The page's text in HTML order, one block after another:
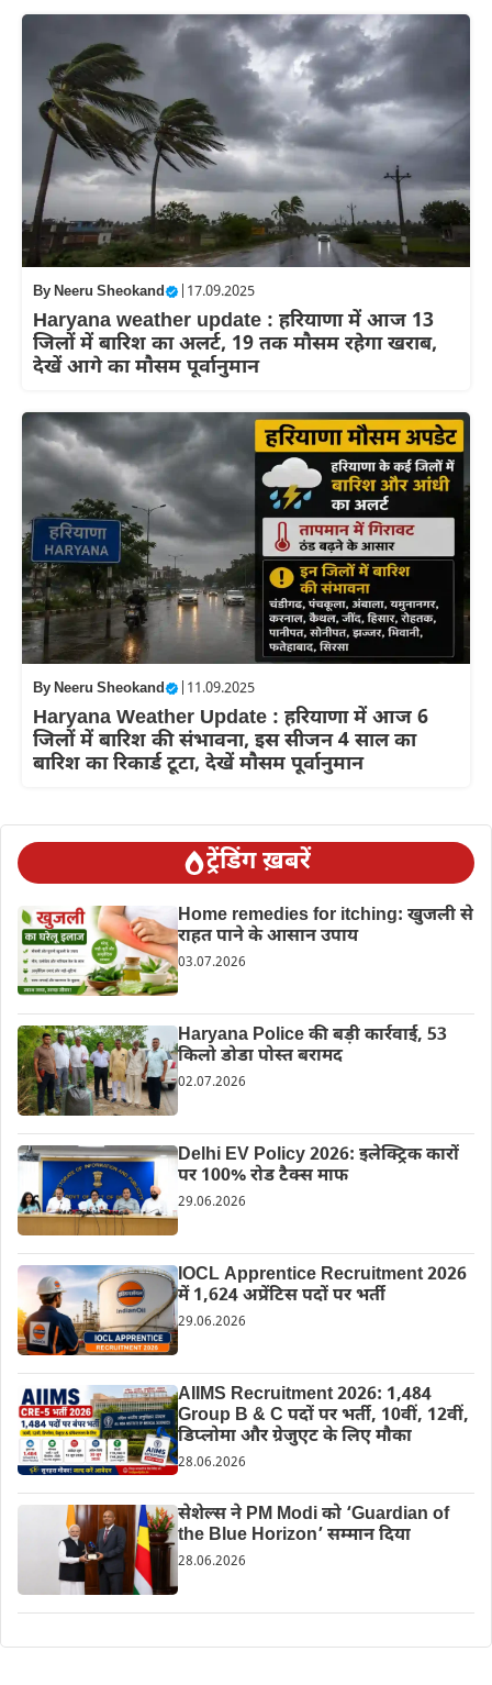
ByNeeru Sheokand 17.09.2025
Haryana weather update : हरियाणा में आज 13
जिलों में बारिश का अलर्ट, 19 तक मौसम रहेगा खराब,
देखें आगे का मौसम पूर्वानुमान
ByNeeru Sheokand 11.09.2025
Haryana Weather Update : हरियाणा में आज 6
जिलों में बारिश की संभावना, इस सीजन 4 साल का
बारिश का रिकार्ड टूटा, देखें मौसम पूर्वानुमान
ट्रेंडिंग ख़बरें
Home remedies for itching: खुजली से
राहत पाने के आसान उपाय
03.07.2026
Haryana Police की बड़ी कार्रवाई, 53
किलो डोडा पोस्त बरामद
02.07.2026
Delhi EV Policy 2026: इलेक्ट्रिक कारों
पर 100% रोड टैक्स माफ
29.06.2026
IOCL Apprentice Recruitment 2026
में 1,624 अप्रेंटिस पदों पर भर्ती
29.06.2026
AIIMS Recruitment 2026: 1,484
Group B & C पदों पर भर्ती, 10वीं, 12वीं,
डिप्लोमा और ग्रेजुएट के लिए मौका
28.06.2026
सेशेल्स ने PM Modi को ‘Guardian of
the Blue Horizon’ सम्मान दिया
28.06.2026